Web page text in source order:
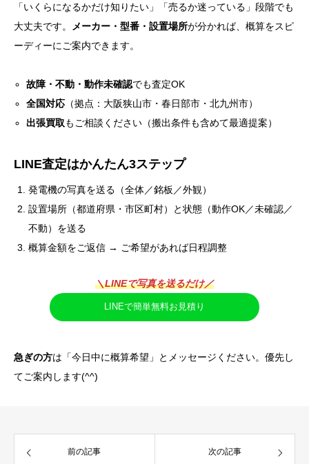
「いくらになるかだけ知りたい」「売るか迷っている」段階でも
大丈夫です。
メーカー・型番・設置場所が分かれば、概算をスピ
ーディーにご案内できます。
故障・不動・動作未確認でも査定OK
全国対応 （拠点：大阪狭山市・春日部市・北九州市）
出張買取もご相談ください（搬出条件も含めて最適提案）
LINE査定はかんたん3ステップ
発電機の写真を送る（全体／銘板／外観）
設置場所（都道府県・市区町村）と状態（動作OK／未確認／
不動）を送る
概算金額をご返信 → ご希望があれば日程調整
＼LINEで写真を送るだけ／
LINEで簡単無料お見積り
急ぎの方は「今日中に概算希望」とメッセージください。優先し
てご案内します(^^)
前の記事 次の記事